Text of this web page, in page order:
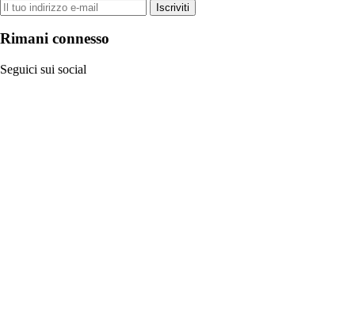
Iscriviti
Rimani connesso
Seguici sui social